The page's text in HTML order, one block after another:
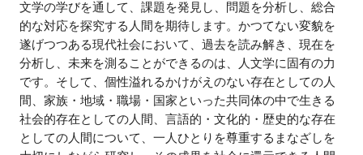
文学の学びを通して、課題を発見し、問題を分析し、総合
的な対応を探究する人間を期待します。かつてない変貌を
遂げつつある現代社会において、過去を読み解き、現在を
分析し、未来を測ることができるのは、人文学に固有の力
です。そして、個性溢れるかけがえのない存在としての人
間、家族・地域・職場・国家といった共同体の中で生きる
社会的存在としての人間、言語的・文化的・歴史的な存在
としての人間について、一人ひとりを尊重するまなざしを